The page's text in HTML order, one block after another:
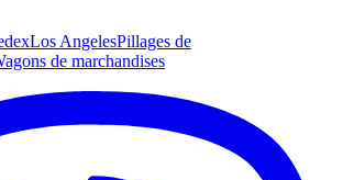
Los AngelesPillages de
de marchandises